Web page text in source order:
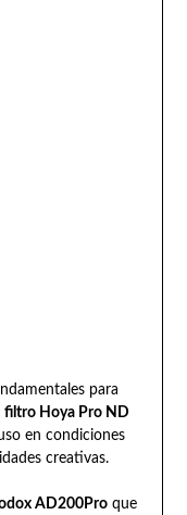
para
filtro Hoya Pro ND
en condiciones
creativas.
AD200Proque